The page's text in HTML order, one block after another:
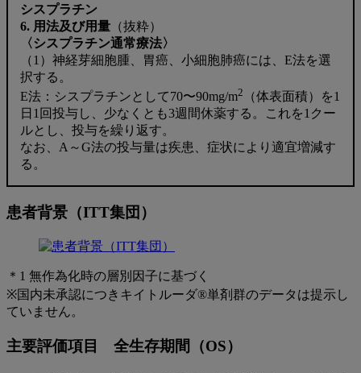
シスプラチン
6. 用法及び用量 （抜粋）
〈シスプラチン通常療法〉
（1）神経芽細胞腫、胃癌、小細胞肺癌には、E法を選
択する。
E法：シスプラチンとして70〜90mg/m2
（体表面積）を1
日1回投与し、少なくとも3週間休薬する。これを1クー
ルとし、投与を繰り返す。
なお、A～G法の投与量は疾患、症状により適宜増減す
る。
患者背景（ITT集団）
＊1 無作為化時の層別因子に基づく
※国内未承認につきキイトルーダ®単剤群のデータは提示し
ていません。
主要評価項目 全生存期間（OS）